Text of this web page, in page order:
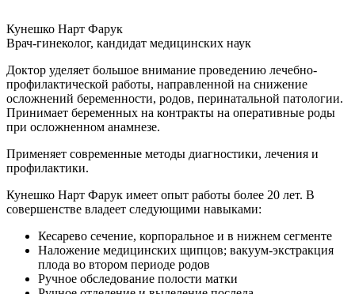
Кунешко Нарт Фарук
Врач-гинеколог, кандидат медицинских наук
Доктор уделяет большое внимание проведению лечебно-
профилактической работы, направленной на снижение
осложнений беременности, родов, перинатальной патологии.
Принимает беременных на контракты на оперативные роды
при осложненном анамнезе.
Применяет современные методы диагностики, лечения и
профилактики.
Кунешко Нарт Фарук имеет опыт работы более 20 лет. В
совершенстве владеет следующими навыками:
Кесарево сечение, корпоральное и в нижнем сегменте
Наложение медицинских щипцов; вакуум-экстракция
плода во втором периоде родов
Ручное обследование полости матки